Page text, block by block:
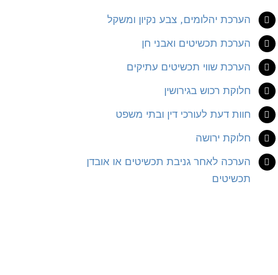
הערכת יהלומים, צבע נקיון ומשקל
הערכת תכשיטים ואבני חן
הערכת שווי תכשיטים עתיקים
חלוקת רכוש בגירושין
חוות דעת לעורכי דין ובתי משפט
חלוקת ירושה
הערכה לאחר גניבת תכשיטים או אובדן
תכשיטים